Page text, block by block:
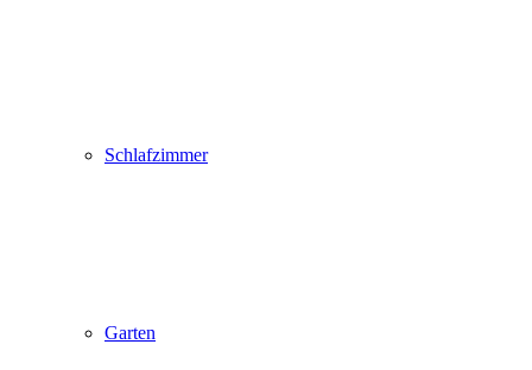
Schlafzimmer
Garten